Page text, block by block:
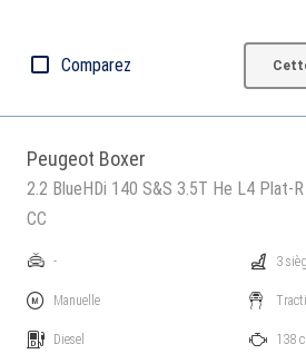
Comparez
Peugeot Boxer
2.2 BlueHDi 140 S&S 3.5T He L4 Plat-R
CC
-
Manuelle
Diesel
3
138